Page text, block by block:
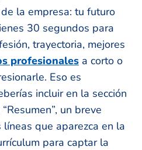
la empresa: tu futuro
30 segundos para
trayectoria, mejores
profesionales a corto o
Eso es
incluir en la sección
“Resumen”, un breve
que aparezca en la
para captar la